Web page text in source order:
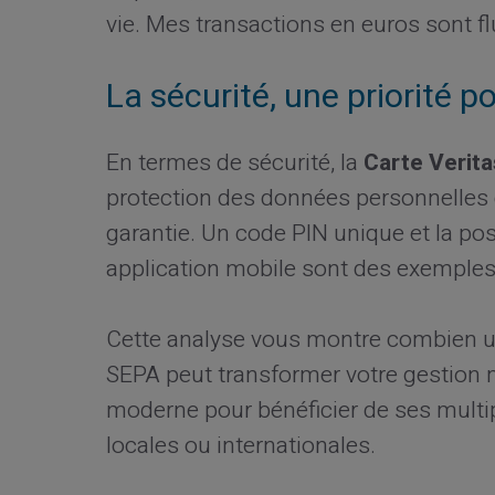
vie. Mes transactions en euros sont
La sécurité, une priorité
En termes de sécurité, la Carte
protection des données
garantie. Un code PIN unique et la
application mobile sont des
Cette analyse vous montre combien
SEPA peut transformer votre
moderne pour bénéficier de ses
locales ou internationales.